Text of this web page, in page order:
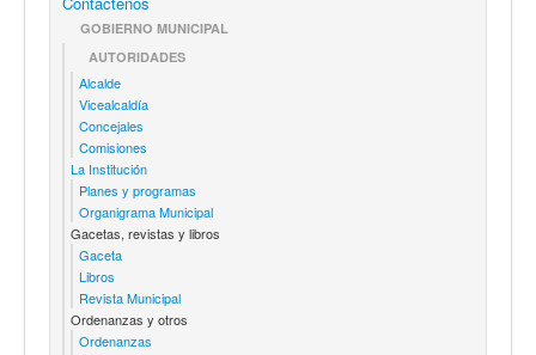
GOBIERNO MUNICIPAL
AUTORIDADES
Alcalde
Vicealcaldía
Concejales
Comisiones
La Institución
Planes y programas
Organigrama Municipal
Gacetas, revistas y libros
Gaceta
Libros
Revista Municipal
Ordenanzas y otros
Ordenanzas